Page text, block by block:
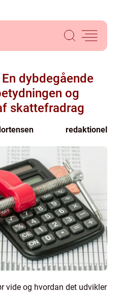
dybdegående
og
skattefradrag
redaktionel
vide og hvordan det udvikler